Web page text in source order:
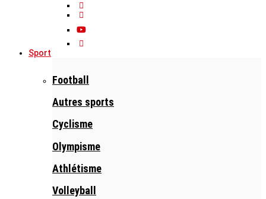
Sport
Football
Autres sports
Cyclisme
Olympisme
Athlétisme
Volleyball